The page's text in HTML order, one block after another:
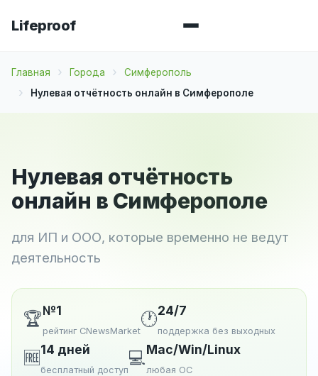
Lifeproof
Главная Города
Симферополь
Нулевая отчётность онлайн в Симферополе
Нулевая отчётность
онлайн в Симферополе
для ИП и ООО, которые временно не ведут
деятельность
🏆№1
рейтинг CNewsMarket
🕐24/7
поддержка без выходных
🆓14 дней
бесплатный доступ
💻Mac/Win/Linux
любая ОС